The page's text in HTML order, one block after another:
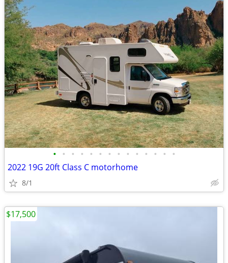
• • • • • • • • • • • • • •
2022 19G 20ft Class C motorhome
8/1
$17,500